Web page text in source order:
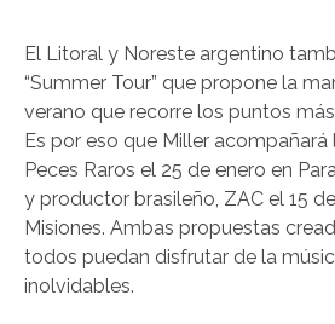
El Litoral y Noreste argentino
“Summer Tour” que propone la
verano que recorre los puntos
Es por eso que Miller
Peces Raros el 25 de enero en
y productor brasileño, ZAC el 15
Misiones. Ambas propuestas
todos puedan disfrutar de la
inolvidables.